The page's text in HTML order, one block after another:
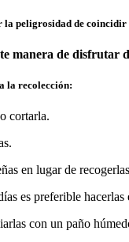
peligrosidad de coincidir
manera de
la recolección:
cortarla.
en lugar de
es preferible
con un paño